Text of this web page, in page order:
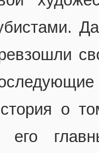
о
его